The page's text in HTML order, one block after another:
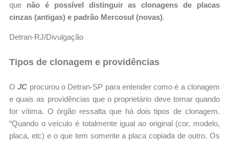
que não é possível distinguir as clonagens de placas
cinzas (antigas) e padrão Mercosul (novas).
Detran-RJ/Divulgação
Tipos de clonagem e providências
OJC procurou o Detran-SP para entender como é a clonagem
e quais as providências que o proprietário deve tomar quando
for vítima. O órgão ressalta que há dois tipos de clonagem.
“Quando o veículo é totalmente igual ao original (cor, modelo,
placa, etc) e o que tem somente a placa copiada de outro. Os